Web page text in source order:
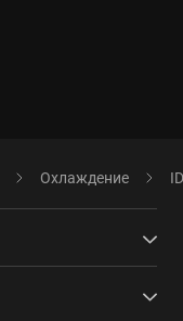
Охлаждение